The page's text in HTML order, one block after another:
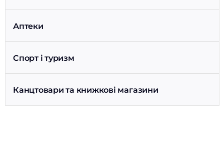
Аптеки
Спорт і туризм
Канцтовари та книжкові магазини